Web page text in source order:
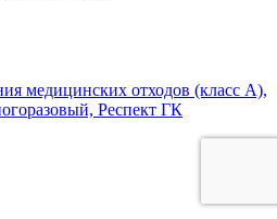
медицинских отходов (класс А),
Респект ГК